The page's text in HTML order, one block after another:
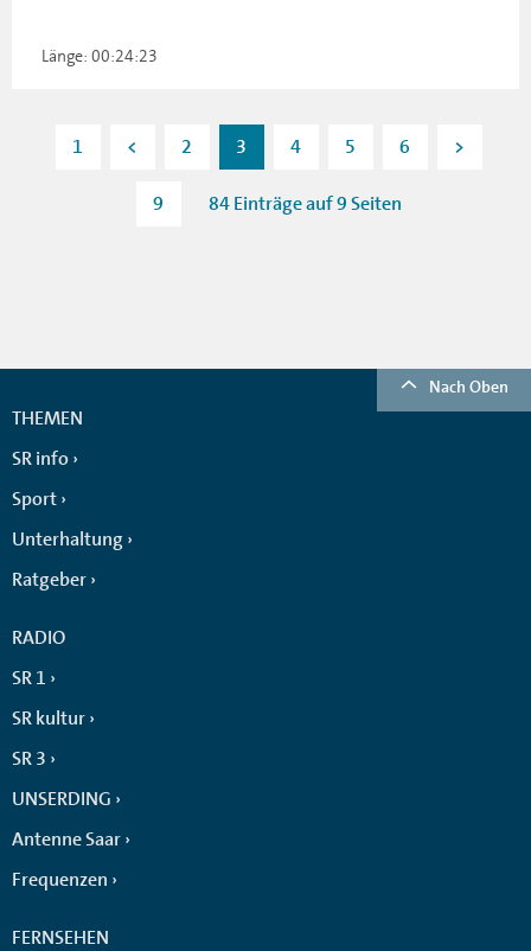
Länge: 00:24:23
1 < 2 3 4 5 6 >
9 84 Einträge auf 9 Seiten
Nach Oben
THEMEN
SR info
Sport
Unterhaltung
Ratgeber
RADIO
SR 1
SR kultur
SR 3
UNSERDING
Antenne Saar
Frequenzen
FERNSEHEN